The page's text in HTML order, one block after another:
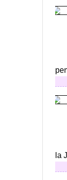
la